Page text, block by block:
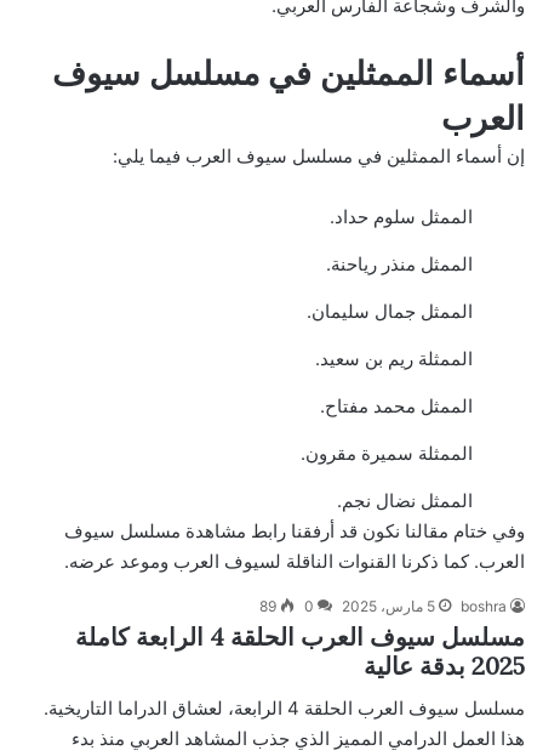
والشرف وشجاعة الفارس العربي.
أسماء الممثلين في مسلسل سيوف
العرب
إن أسماء الممثلين في مسلسل سيوف العرب فيما يلي:
الممثل سلوم حداد.
الممثل منذر رياحنة.
الممثل جمال سليمان.
الممثلة ريم بن سعيد.
الممثل محمد مفتاح.
الممثلة سميرة مقرون.
الممثل نضال نجم.
وفي ختام مقالنا نكون قد أرفقنا رابط مشاهدة مسلسل سيوف
العرب. كما ذكرنا القنوات الناقلة لسيوف العرب وموعد عرضه.
boshra 5 مارس، 2025 0
89
مسلسل سيوف العرب الحلقة 4 الرابعة كاملة
2025 بدقة عالية
مسلسل سيوف العرب الحلقة 4 الرابعة، لعشاق الدراما التاريخية.
هذا العمل الدرامي المميز الذي جذب المشاهد العربي منذ بدء